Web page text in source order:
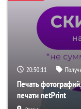
20:50:11
Печать
печати netPrint